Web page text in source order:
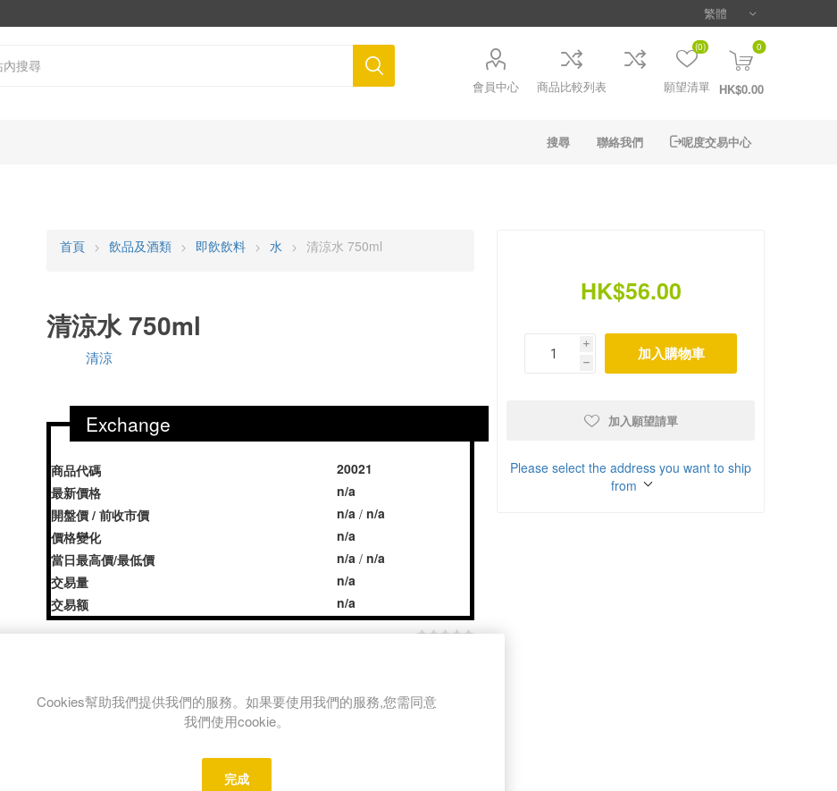
會員中心 商品比較列表 願望清單
(0) 0
HK$0.00
搜尋 聯絡我們 呢度交易中心
首頁 飲品及酒類 即飲飲料 水 清涼水 750ml
清涼水 750ml
清涼
Exchange
商品代碼
20021
最新價格
n/a
開盤價 / 前收市價
n/a /n/a
價格變化
n/a
當日最高價/最低價
n/a /n/a
交易量
n/a
交易额
n/a
HK$56.00
i
h
加入願望請單
Please select the address you want to ship
from
Cookies幫助我們提供我們的服務。如果要使用我們的服務,您需同意
我們使用cookie。
完成